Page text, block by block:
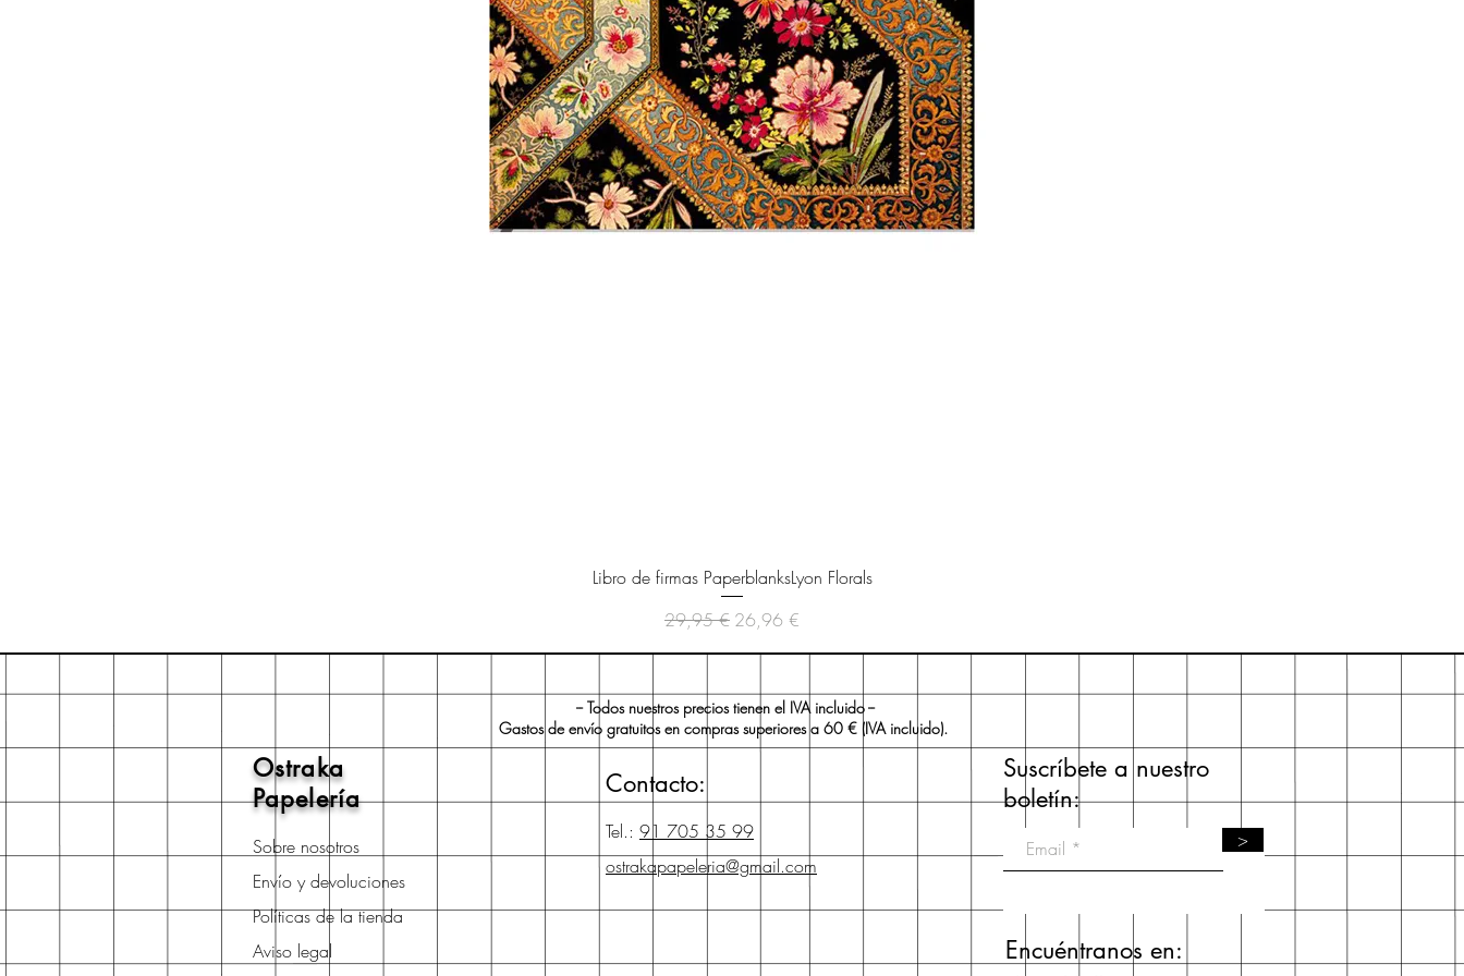
Vista rápida
Libro de firmas PaperblanksLyon Florals
Precio
29,95 € Precio de oferta
26,96 €
-- Todos nuestros precios tienen el IVA incluido --
Gastos de envío gratuitos en compras superiores a 60 € (IVA incluido).
Ostraka
Papelería
Sobre nosotros
Envío y devoluciones
Políticas de la tienda
Aviso legal
Contacto:
Tel.: 91 705 35 99
ostrakapapeleria@gmail.com
Suscríbete a nuestro
boletín:
>
Encuéntranos en: